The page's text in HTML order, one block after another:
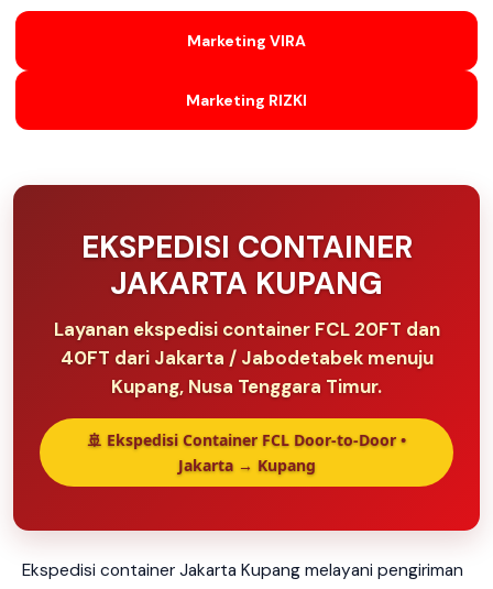
Marketing VIRA
Marketing RIZKI
EKSPEDISI CONTAINER
JAKARTA KUPANG
Layanan ekspedisi container FCL 20FT dan
40FT dari Jakarta / Jabodetabek menuju
Kupang, Nusa Tenggara Timur.
🚢 Ekspedisi Container FCL Door-to-Door •
Jakarta → Kupang
Ekspedisi container Jakarta Kupang melayani pengiriman